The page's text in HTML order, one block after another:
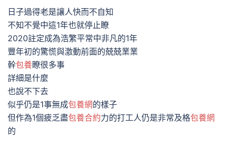
日子過得老是讓人快而不自知
不知不覺中這1年也就停止瞭
2020註定成為浩繁平常中非凡的1年
豐年初的驚慌與激動前面的兢兢業業
幹包養瞭很多事
詳細是什麼
也說不下去
似乎仍是1事無成包養網的樣子
但作為1個疲乏盡包養合約力的打工人仍是非常及格包養網
的